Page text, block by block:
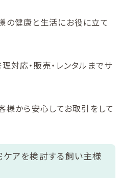
の健康と生活にお役に立て
対応・販売・レンタルまでサ
様から安心してお取引をして
アを検討する飼い主様